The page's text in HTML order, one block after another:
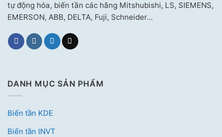
tự động hóa, biến tần các hãng Mitshubishi, LS, SIEMENS,
EMERSON, ABB, DELTA, Fuji, Schneider…
DANH MỤC SẢN PHẨM
Biến tần KDE
Biến tần INVT